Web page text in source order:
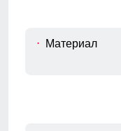
Материал